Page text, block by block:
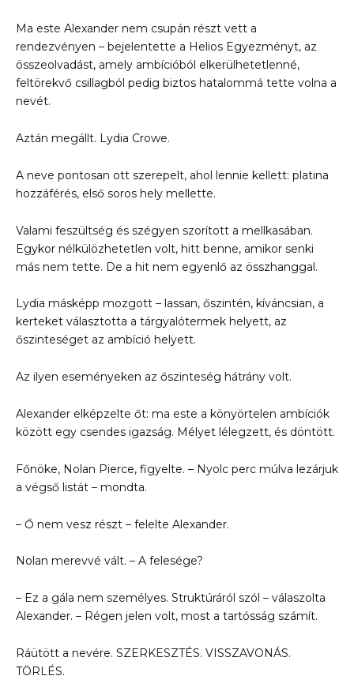
Ma este Alexander nem csupán részt vett a
rendezvényen – bejelentette a Helios Egyezményt, az
összeolvadást, amely ambícióból elkerülhetetlenné,
feltörekvő csillagból pedig biztos hatalommá tette volna a
nevét.
Aztán megállt. Lydia Crowe.
A neve pontosan ott szerepelt, ahol lennie kellett: platina
hozzáférés, első soros hely mellette.
Valami feszültség és szégyen szorított a mellkasában.
Egykor nélkülözhetetlen volt, hitt benne, amikor senki
más nem tette. De a hit nem egyenlő az összhanggal.
Lydia másképp mozgott – lassan, őszintén, kíváncsian, a
kerteket választotta a tárgyalótermek helyett, az
őszinteséget az ambíció helyett.
Az ilyen eseményeken az őszinteség hátrány volt.
Alexander elképzelte őt: ma este a könyörtelen ambíciók
között egy csendes igazság. Mélyet lélegzett, és döntött.
Főnöke, Nolan Pierce, figyelte. – Nyolc perc múlva lezárjuk
a végső listát – mondta.
– Ő nem vesz részt – felelte Alexander.
Nolan merevvé vált. – A felesége?
– Ez a gála nem személyes. Struktúráról szól – válaszolta
Alexander. – Régen jelen volt, most a tartósság számít.
Ráütött a nevére. SZERKESZTÉS. VISSZAVONÁS.
TÖRLÉS.